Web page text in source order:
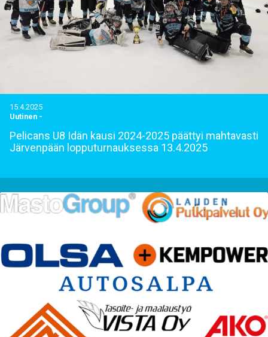
15.4.2025
Uutinen -
Pelicans U8 Idän kausi 2024-2025 päättyi mahtavasti
Järvenpään lopputurnauksessa 13.4.2025